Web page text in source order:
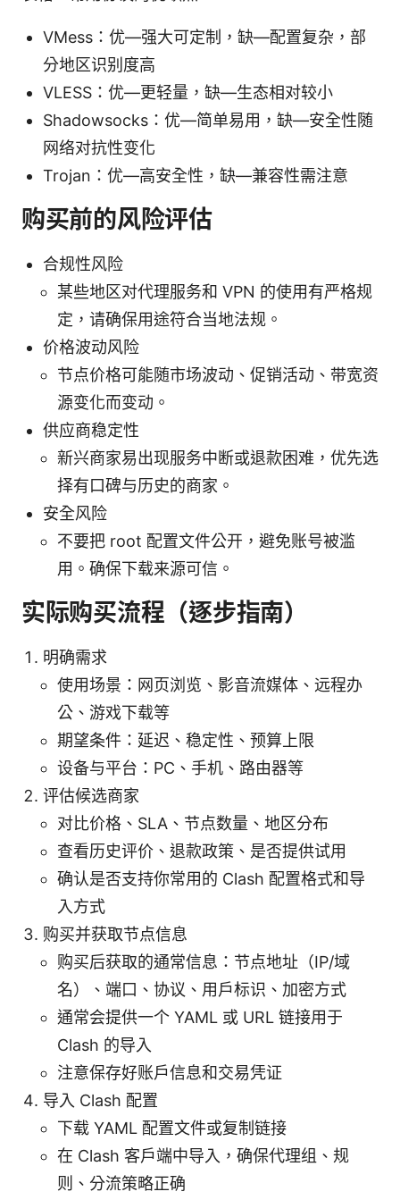
VMess：优—强大可定制，缺—配置复杂，部
分地区识别度高
VLESS：优—更轻量，缺—生态相对较小
Shadowsocks：优—简单易用，缺—安全性随
网络对抗性变化
Trojan：优—高安全性，缺—兼容性需注意
购买前的风险评估
合规性风险
某些地区对代理服务和 VPN 的使用有严格规
定，请确保用途符合当地法规。
价格波动风险
节点价格可能随市场波动、促销活动、带宽资
源变化而变动。
供应商稳定性
新兴商家易出现服务中断或退款困难，优先选
择有口碑与历史的商家。
安全风险
不要把 root 配置文件公开，避免账号被滥
用。确保下载来源可信。
实际购买流程（逐步指南）
明确需求
使用场景：网页浏览、影音流媒体、远程办
公、游戏下载等
期望条件：延迟、稳定性、预算上限
设备与平台：PC、手机、路由器等
评估候选商家
对比价格、SLA、节点数量、地区分布
查看历史评价、退款政策、是否提供试用
确认是否支持你常用的 Clash 配置格式和导
入方式
购买并获取节点信息
购买后获取的通常信息：节点地址（IP/域
名）、端口、协议、用户标识、加密方式
通常会提供一个 YAML 或 URL 链接用于
Clash 的导入
注意保存好账户信息和交易凭证
导入 Clash 配置
下载 YAML 配置文件或复制链接
在 Clash 客户端中导入，确保代理组、规
则、分流策略正确